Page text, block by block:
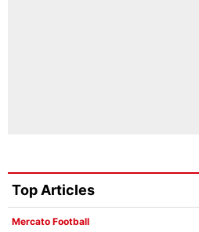
Top Articles
Mercato Football